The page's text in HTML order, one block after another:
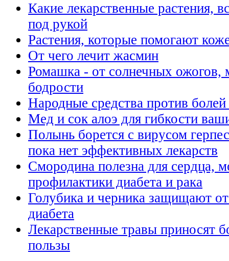
Какие лекарственные растения,
под рукой
Растения, которые помогают
От чего лечит жасмин
Ромашка - от солнечных ожогов,
бодрости
Народные средства против болей
Мед и сок алоэ для гибкости
Полынь борется с вирусом
пока нет эффективных лекарств
Смородина полезна для сердца,
профилактики диабета и рака
Голубика и черника защищают
диабета
Лекарственные травы приносят
пользы